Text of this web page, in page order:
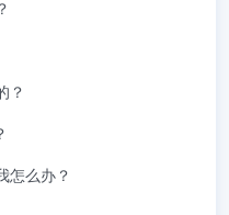
？
怎么办？